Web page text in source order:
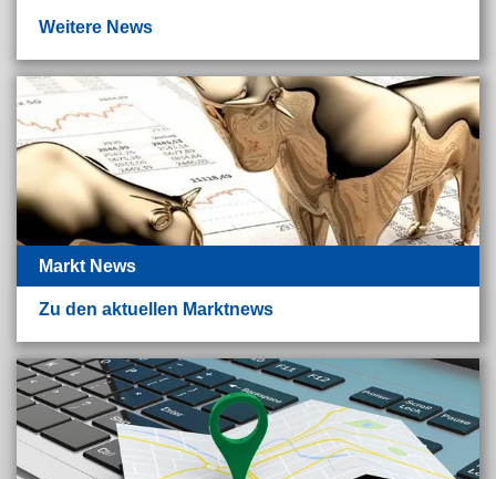
Weitere News
Markt News
Zu den aktuellen Marktnews